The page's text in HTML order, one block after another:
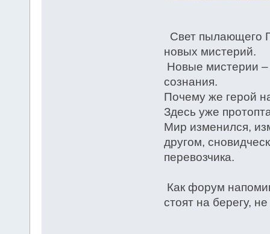
Свет пылающего
новых мистерий.
Новые мистерии –
сознания.
Почему же герой
Здесь уже
Мир изменился,
другом,
перевозчика.
Как форум
стоят на берегу,